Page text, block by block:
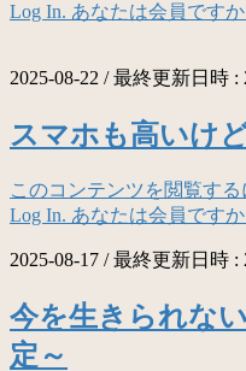
Log In. あなたは会員です
2025-08-22 / 最終更新日時 :
スマホも高いけ
このコンテンツを閲覧す
Log In. あなたは会員です
2025-08-17 / 最終更新日時 :
今を生きられな
定～